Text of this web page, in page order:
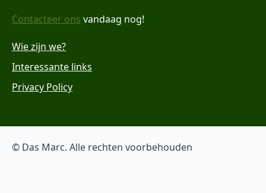
Contacteer ons vandaag nog!
Wie zijn we?
Interessante links
Privacy Policy
© Das Marc. Alle rechten voorbehouden